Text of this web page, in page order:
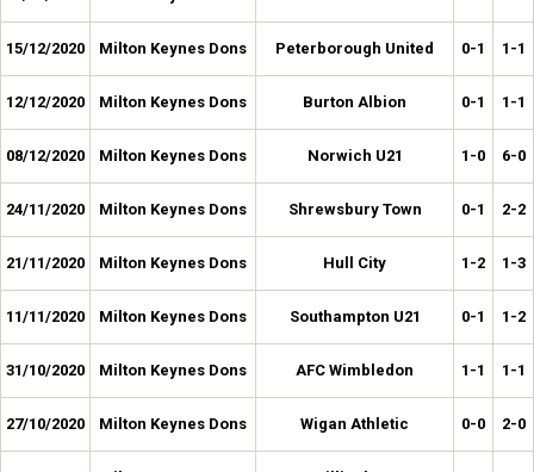
15/12/2020 Milton Keynes Dons Peterborough United 0-1 1-1
12/12/2020 Milton Keynes Dons Burton Albion 0-1 1-1
08/12/2020 Milton Keynes Dons Norwich U21 1-0 6-0
24/11/2020 Milton Keynes Dons Shrewsbury Town 0-1 2-2
21/11/2020 Milton Keynes Dons Hull City 1-2 1-3
11/11/2020 Milton Keynes Dons Southampton U21 0-1 1-2
31/10/2020 Milton Keynes Dons AFC Wimbledon 1-1 1-1
27/10/2020 Milton Keynes Dons Wigan Athletic 0-0 2-0